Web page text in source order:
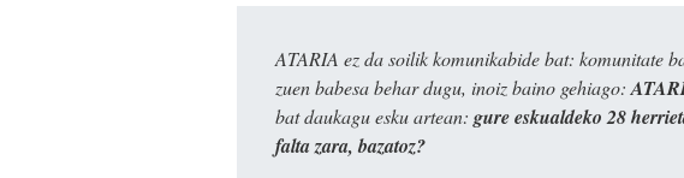
ATARIA ez da soilik komunikabide bat: komunitate
zuen babesa behar dugu, inoiz baino gehiago:
bat daukagu esku artean: gure eskualdeko 28
falta zara, bazatoz?